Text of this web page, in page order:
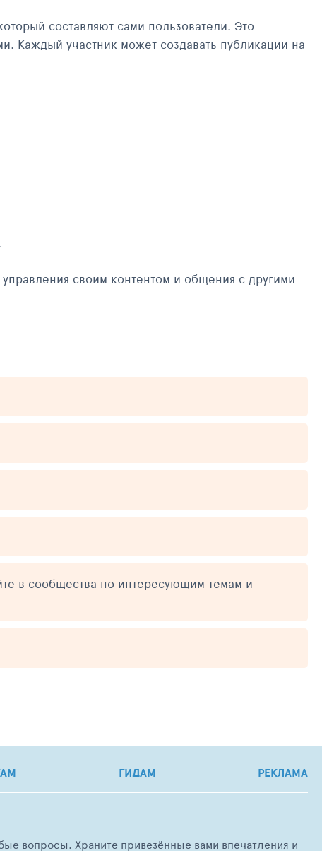
составляют сами пользователи. Это
Каждый участник может создавать публикации на
своим контентом и общения с другими
в сообщества по интересующим темам и
ГИДАМ РЕКЛАМА
вопросы. Храните привезённые вами впечатления и